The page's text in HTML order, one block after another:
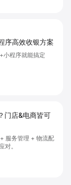
序高效收银方案
小程序就能搞定
门店&电商皆可
服务管理 + 物流配
对。